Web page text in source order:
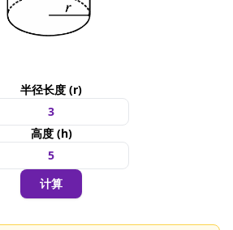
半径长度 (r)
高度 (h)
计算